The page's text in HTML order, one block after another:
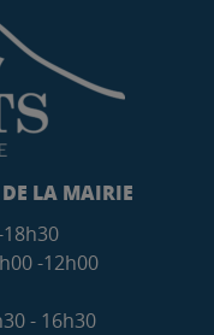
LA MAIRIE
-12h00
- 16h30